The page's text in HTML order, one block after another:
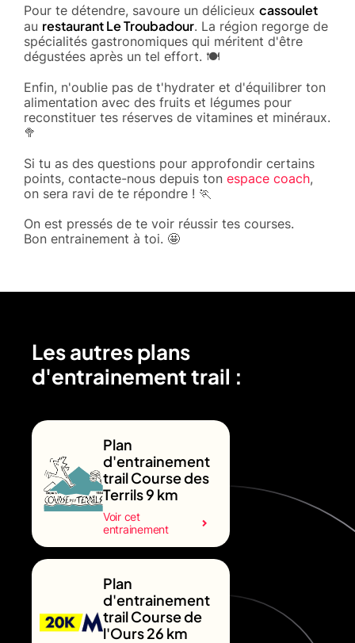
Pour te détendre, savoure un délicieux cassoulet
au restaurant Le Troubadour. La région regorge de
spécialités gastronomiques qui méritent d'être
dégustées après un tel effort. 🍽️
Enfin, n'oublie pas de t'hydrater et d'équilibrer ton
alimentation avec des fruits et légumes pour
reconstituer tes réserves de vitamines et minéraux.
🥦
Si tu as des questions pour approfondir certains
points, contacte-nous depuis ton espace coach,
on sera ravi de te répondre ! 🏃
On est pressés de te voir réussir tes courses.
Bon entrainement à toi. 🤩
Les autres plans
d'entrainement trail :
Plan
d'entrainement
trail Course des
Terrils 9 km
Voir cet
entrainement
Plan
d'entrainement
trail Course de
l'Ours 26 km